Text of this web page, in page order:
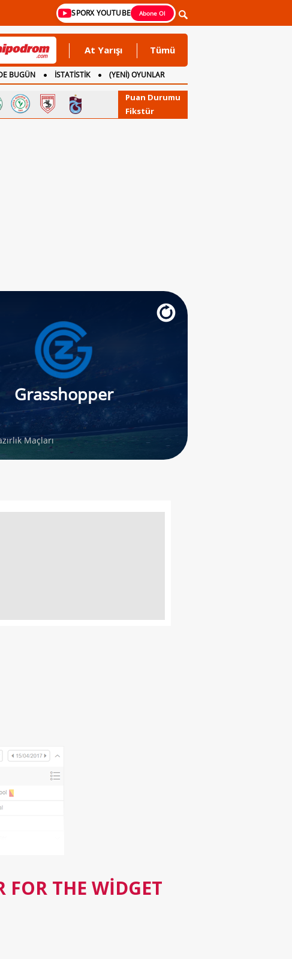
SPORX YOUTUBE Abone Ol
At Yarışı Tümü
BUGÜN İSTATİSTİK
(YENİ) OYUNLAR
Puan Durumu
Fikstür
Grasshopper
Maçları
FOR THE WIDGET